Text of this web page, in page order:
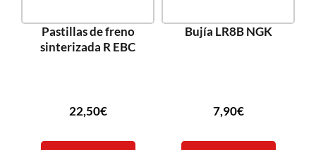
Pastillas de freno
sinterizada R EBC
22,50€
Bujía LR8B NGK
7,90€